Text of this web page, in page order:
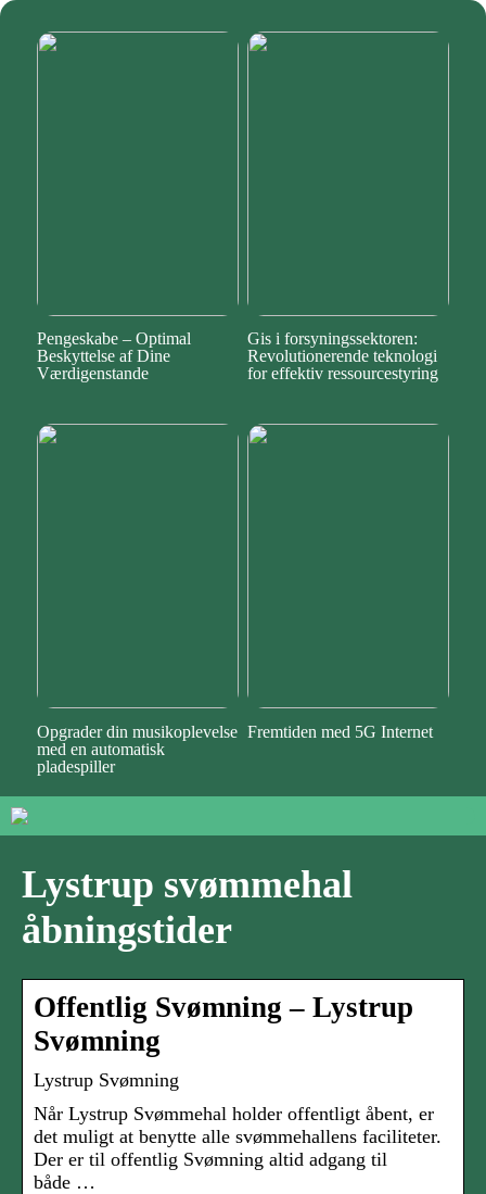
Pengeskabe – Optimal
Beskyttelse af Dine
Værdigenstande
Gis i forsyningssektoren:
Revolutionerende teknologi
for effektiv ressourcestyring
Opgrader din musikoplevelse
med en automatisk
pladespiller
Fremtiden med 5G Internet
Lystrup svømmehal
åbningstider
Offentlig Svømning – Lystrup
Svømning
Lystrup Svømning
Når Lystrup Svømmehal holder offentligt åbent, er
det muligt at benytte alle svømmehallens faciliteter.
Der er til offentlig Svømning altid adgang til
både …